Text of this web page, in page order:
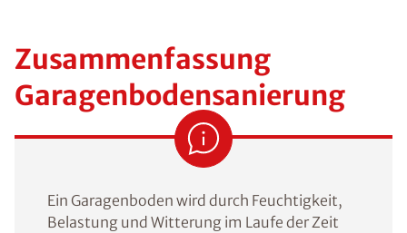
Zusammenfassung
Garagenbodensanierung
Ein Garagenboden wird durch Feuchtigkeit,
Belastung und Witterung im Laufe der Zeit